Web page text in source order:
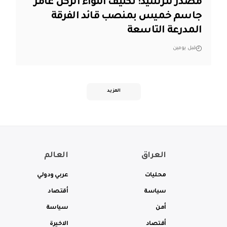
مصدر للرشيد: تكليف اللواء الركن عامر
جاسم خميس بمنصب قائد الفرقة
المدرعة التاسعة
قبل يومين
المزيد
العراق
محليات
سياسة
أمن
أقتصاد
العالم
عربي ودولي
أقتصاد
سياسة
الاخيرة